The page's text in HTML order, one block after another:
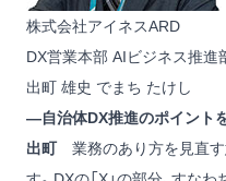
株式会社アイネスARD
DX営業本部 AIビジネス推進
出町 雄史 でまち たけし
―自治体DX推進のポイント
出町業務のあり方を見直す